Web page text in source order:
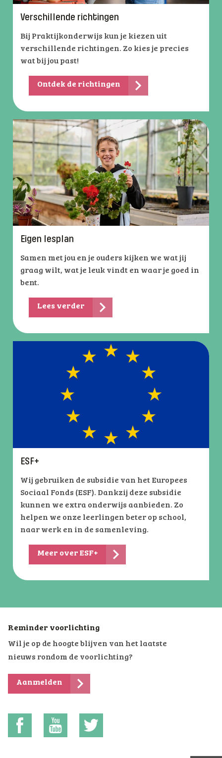
Verschillende richtingen
Bij Praktijkonderwijs kun je kiezen uit
verschillende richtingen. Zo kies je precies
wat bij jou past!
Ontdek de richtingen
Eigen lesplan
Samen met jou en je ouders kijken we wat jij
graag wilt, wat je leuk vindt en waar je goed in
bent.
Lees verder
ESF+
Wij gebruiken de subsidie van het Europees
Sociaal Fonds (ESF). Dankzij deze subsidie
kunnen we extra onderwijs aanbieden. Zo
helpen we onze leerlingen beter op school,
naar werk en in de samenleving.
Meer over ESF+
Reminder voorlichting
Wil je op de hoogte blijven van het laatste
nieuws rondom de voorlichting?
Aanmelden